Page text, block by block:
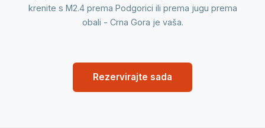
krenite s M2.4 prema Podgorici ili prema jugu prema
obali - Crna Gora je vaša.
Rezervirajte sada